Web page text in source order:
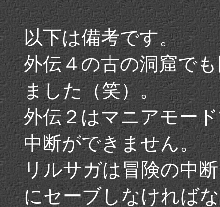
以下は備考です。
外伝４の古の洞窟で
ました（笑）。
外伝２はマニアモー
中断ができません。
リルサガは冒険の中
にセーブしなければ